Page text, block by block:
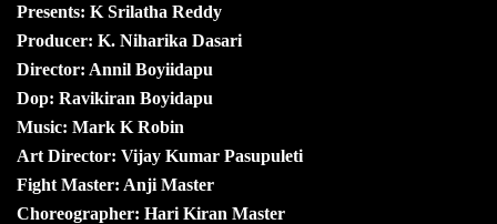
Presents: K Srilatha Reddy
Producer: K. Niharika Dasari
Director: Annil Boyiidapu
Dop: Ravikiran Boyidapu
Music: Mark K Robin
Art Director: Vijay Kumar Pasupuleti
Fight Master: Anji Master
Choreographer: Hari Kiran Master